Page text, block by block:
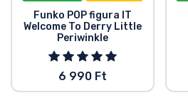
Funko POP figura IT
Welcome To Derry Little
Periwinkle
6 990 Ft